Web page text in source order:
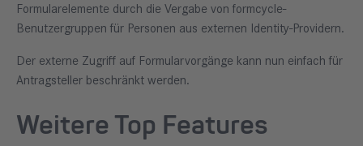
Formularelemente durch die Vergabe von formcycle-
Benutzergruppen für Personen aus externen Identity-Providern.
Der externe Zugriff auf Formularvorgänge kann nun einfach für
Antragsteller beschränkt werden.
Weitere Top Features